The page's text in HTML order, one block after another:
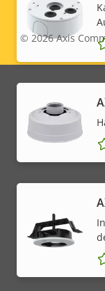
Legal
menu
© 2026Axis